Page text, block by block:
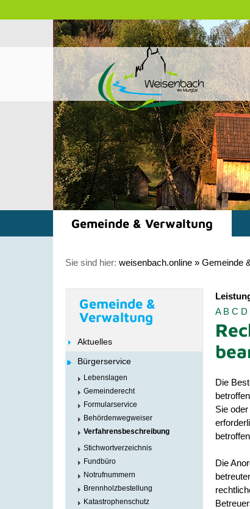
Gemeinde & Verwaltung
Sie sind hier: weisenbach.online » Gemeinde
Gemeinde &
Verwaltung
Aktuelles
Bürgerservice
Lebenslagen
Gemeinderecht
Formularservice
Behördenwegweiser
Verfahrensbeschreibung
Stichwortverzeichnis
Fundbüro
Notrufnummern
Brennholzbestellung
Katastrophenschutz
A B C D
Die
Sie
Die